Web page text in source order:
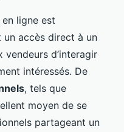
ligne est
accès direct à un
d’interagir
intéressés. De
, tels que
moyen de se
partageant un